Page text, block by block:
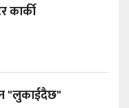
कार्की
"लुकाईदैछ"